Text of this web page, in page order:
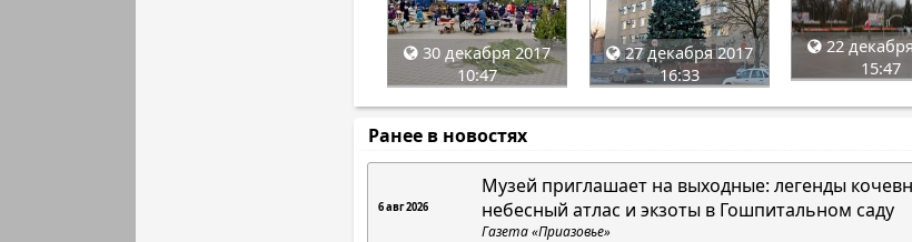
30 декабря 2017
10:47
27 декабря 2017
16:33
22
15:47
Ранее в новостях
6 авг 2026
Музей приглашает на выходные: легенды
небесный атлас и экзоты в Гошпитальном саду
Газета «Приазовье»